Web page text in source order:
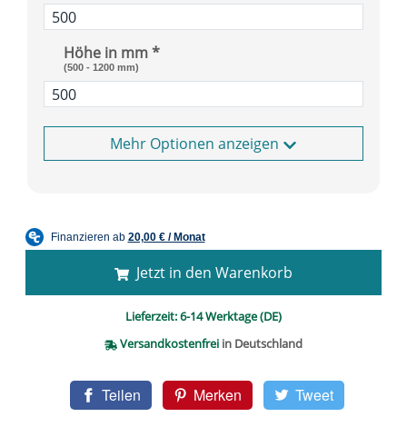
Höhe in mm *
(500 - 1200 mm)
Optionen anzeigen
Jetzt in den Warenkorb
Lieferzeit:6-14 Werktage (DE)
Versandkostenfrei in Deutschland
Teilen Merken Tweet